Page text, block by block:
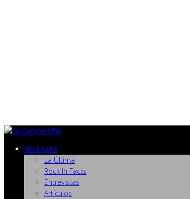
NOTICIAS
La Última
Rock In Facts
Entrevistas
Artículos